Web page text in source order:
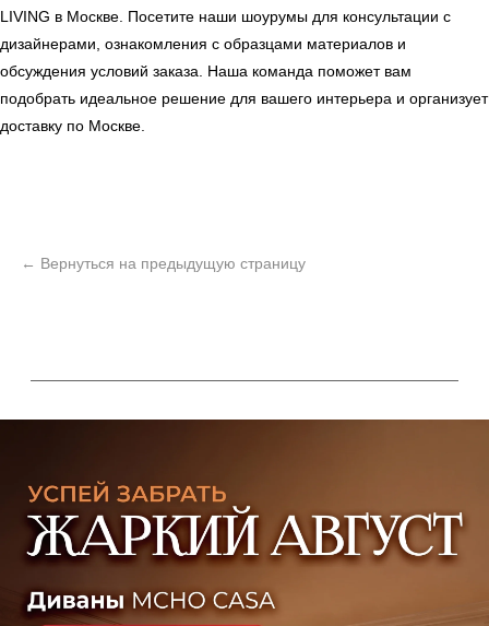
LIVING в Москве. Посетите наши шоурумы для консультации с
дизайнерами, ознакомления с образцами материалов и
обсуждения условий заказа. Наша команда поможет вам
подобрать идеальное решение для вашего интерьера и организует
доставку по Москве.
+7 (958) 202-41-41
+7 (499) 916-60-66
+7 (932) 021-99-97
+7 (499) 916-60-10,